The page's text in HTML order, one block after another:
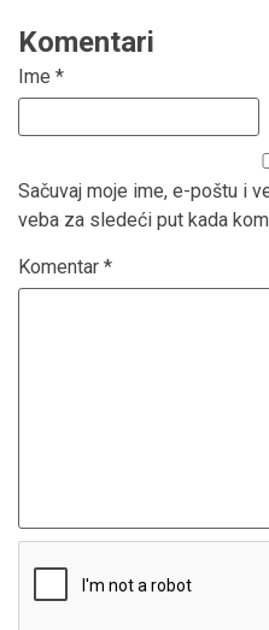
Komentari
Ime *
Sačuvaj moje ime, e-poštu i
veba za sledeći put kada
Komentar *